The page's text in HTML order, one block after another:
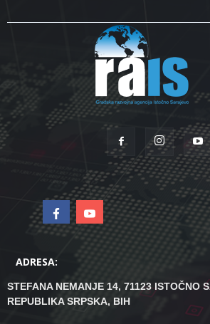
ADRESA:
STEFANA NEMANJE 14, 71123 ISTOČNO
REPUBLIKA SRPSKA, BIH